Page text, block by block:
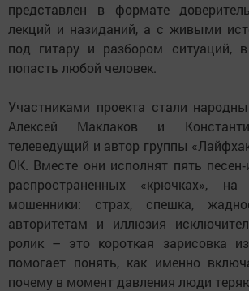
представлен в формате
лекций и назиданий, а с живыми
под гитару и разбором ситуаций,
попасть любой человек.
Участниками проекта стали
Алексей Маклаков и
телеведущий и автор группы
ОК. Вместе они исполнят пять
распространенных «крючках»,
мошенники: страх, спешка,
авторитетам и иллюзия
ролик – это короткая зарисовка
помогает понять, как именно
почему в момент давления люди